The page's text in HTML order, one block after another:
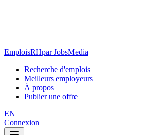
EmploisRHpar JobsMedia
Recherche d'emplois
Meilleurs employeurs
À propos
Publier une offre
EN
Connexion